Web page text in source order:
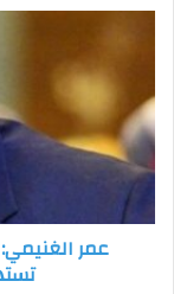
السردية
الوطنية
للتنمية
الاقتصادية
تستهدف
توحيد
الرؤى
الإصلاحيةعمر الغنيمي: